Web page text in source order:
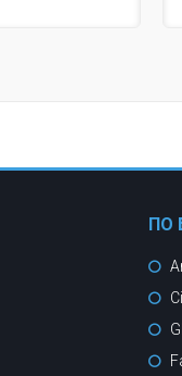
ПО